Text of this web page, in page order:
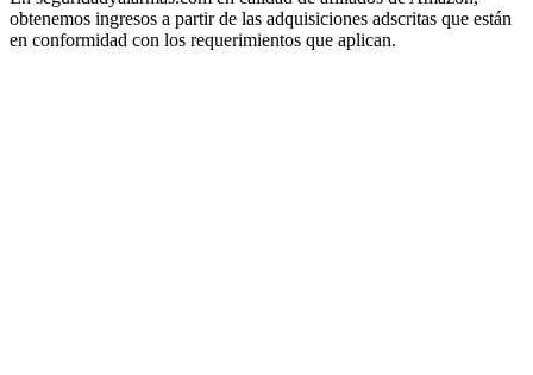
obtenemos ingresos a partir de las adquisiciones adscritas que están
en conformidad con los requerimientos que aplican.